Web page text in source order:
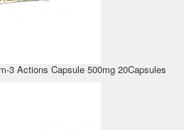
3 Actions Capsule 500mg 20Capsules